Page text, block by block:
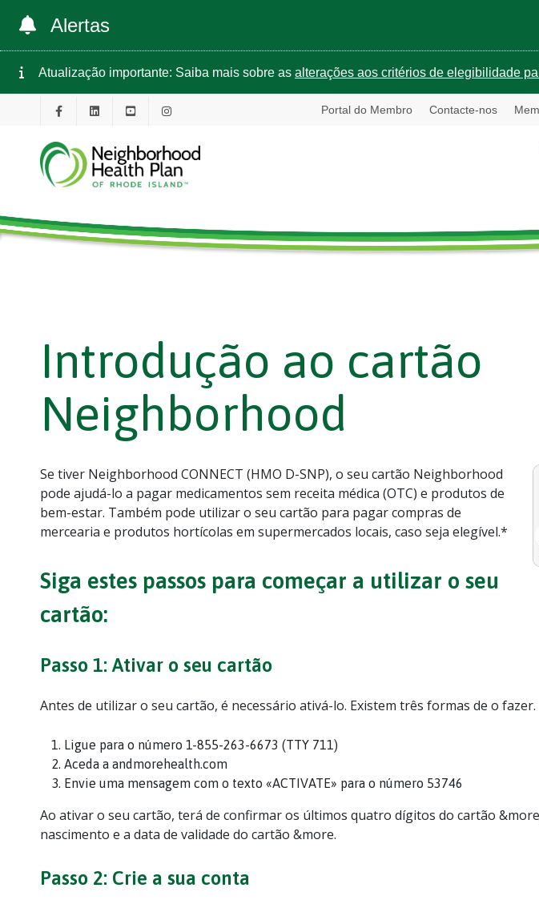
Alertas
Atualização importante: Saiba mais sobre as alterações aos critérios de elegibilidade
Portal do Membro Contacte-nos
Introdução ao cartão
Neighborhood
Se tiver Neighborhood CONNECT (HMO D-SNP), o seu cartão Neighborhood
pode ajudá-lo a pagar medicamentos sem receita médica (OTC) e produtos de
bem-estar. Também pode utilizar o seu cartão para pagar compras de
mercearia e produtos hortícolas em supermercados locais, caso seja elegível.*
Siga estes passos para começar a utilizar o seu
cartão:
Passo 1: Ativar o seu cartão
Antes de utilizar o seu cartão, é necessário ativá-lo. Existem três formas de o fazer.
Ligue para o número 1-855-263-6673 (TTY 711)
Aceda a andmorehealth.com
Envie uma mensagem com o texto «ACTIVATE» para o número 53746
Ao ativar o seu cartão, terá de confirmar os últimos quatro dígitos do cartão
nascimento e a data de validade do cartão &more.
Passo 2: Crie a sua conta